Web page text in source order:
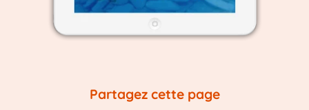
Partagez cette page